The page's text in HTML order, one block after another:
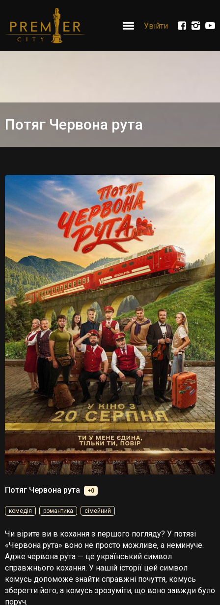
Увійти
Потяг Червона рута
Потяг Червона рута +0
комедія романтика сімейний
Чи вірите ви в кохання з першого погляду? У потязі
«Червона рута» воно не просто можливе, а неминуче.
Адже червона рута — це український символ
справжнього кохання. У нашій історії цей символ
комусь допоможе знайти справжні почуття, комусь
зберегти його, а комусь зрозуміти, що воно завжди було
поруч.